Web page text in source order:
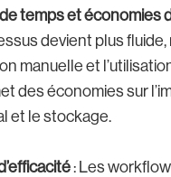
temps et économies
devient plus fluide,
manuelle et
des économies sur
et le stockage.
: Les